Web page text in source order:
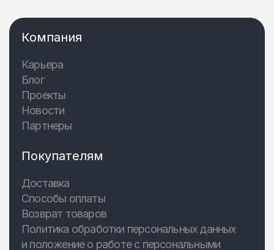
Компания
Карьера
Блог
Проекты
Новости
Партнеры
Покупателям
Доставка
Способы оплаты
Возврат товаров
Политика обработки персональных данных
и положение о работе с персональными